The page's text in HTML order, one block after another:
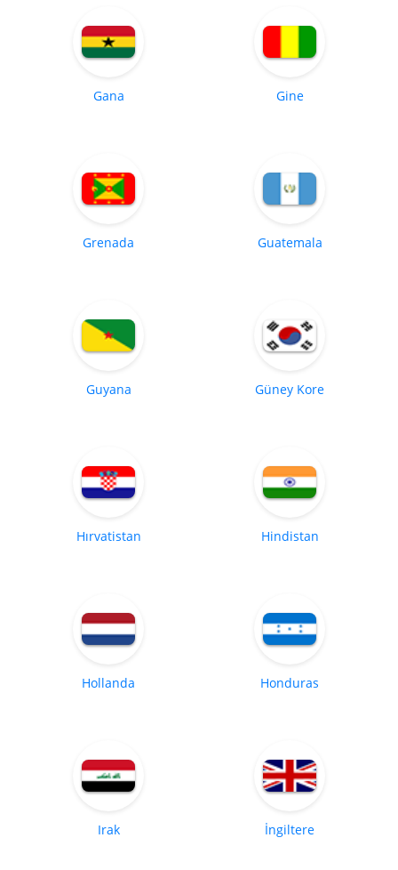
Gana Gine
Grenada Guatemala
Guyana Güney Kore
Hırvatistan Hindistan
Hollanda Honduras
Irak İngiltere